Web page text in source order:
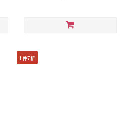
1件7折